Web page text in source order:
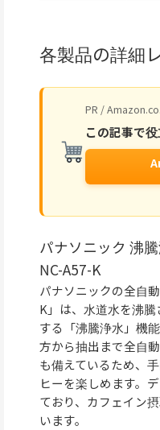
各製品の詳細
PR /
この記事で
パナソニック 沸
NC-A57-K
パナソニックの全自
K」は、水道水を沸
する「沸騰浄水」機
方から抽出まで全自
も備えているため、
ヒーを楽しめます。
ており、カフェイン
います。